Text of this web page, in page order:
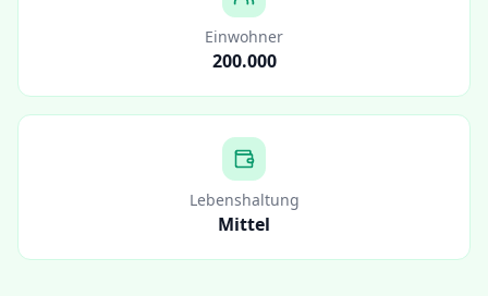
Einwohner
200.000
Lebenshaltung
Mittel